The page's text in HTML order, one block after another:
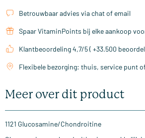
Betrouwbaar advies via chat of email
Spaar VitaminPoints bij elke aankoop
Klantbeoordeling 4,7/5 ( +33.500
Flexibele bezorging: thuis, service punt
Meer over dit product
1121 Glucosamine/Chondroitine